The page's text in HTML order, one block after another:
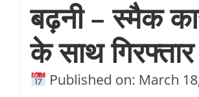
बढ़नी – स्मैक
के साथ गिरफ्तार
Published on: March